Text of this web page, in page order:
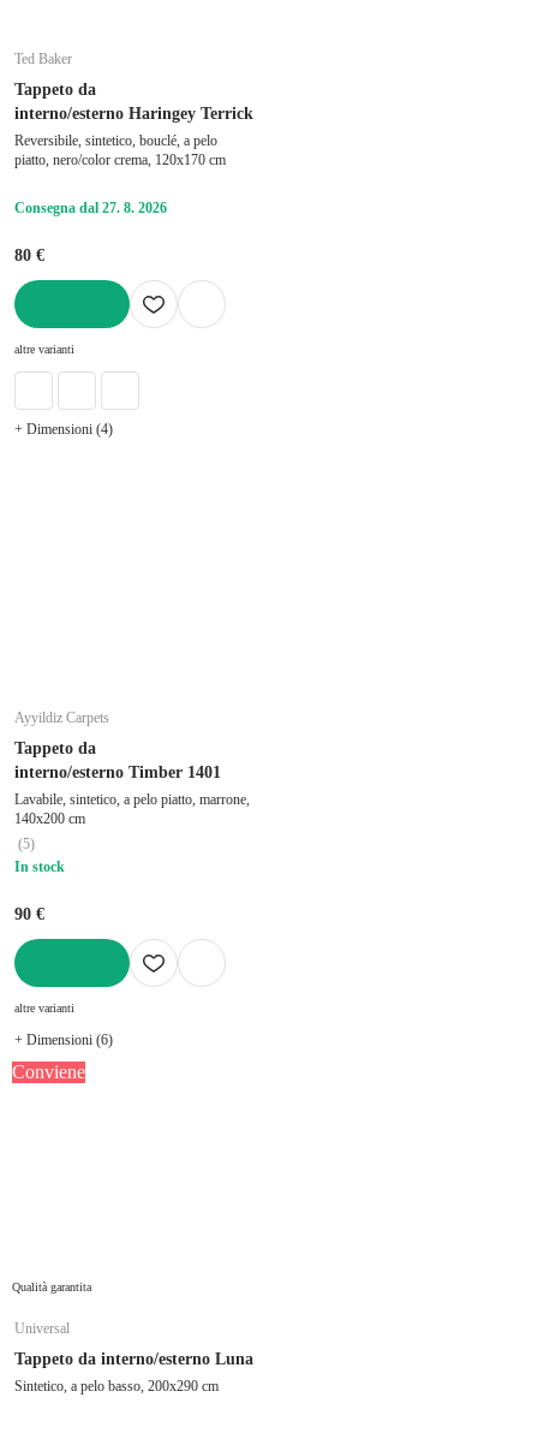
Ted Baker
Tappeto da
interno/esterno Haringey Terrick
Reversibile, sintetico, bouclé, a pelo
piatto, nero/color crema, 120x170 cm
Consegna dal 27. 8. 2026
80 €
altre varianti
+ Dimensioni (4)
Ayyildiz Carpets
Tappeto da
interno/esterno Timber 1401
Lavabile, sintetico, a pelo piatto, marrone,
140x200 cm
(5)
In stock
90 €
altre varianti
+ Dimensioni (6)
Conviene
Qualità garantita
Universal
Tappeto da interno/esterno Luna
Sintetico, a pelo basso, 200x290 cm